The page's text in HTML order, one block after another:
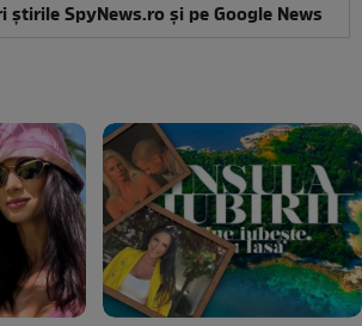
știrile SpyNews.ro și pe Google News